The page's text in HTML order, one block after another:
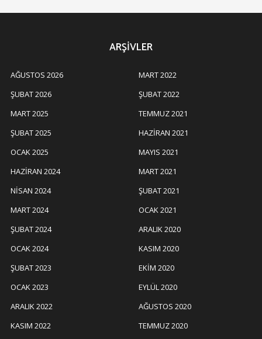
ARŞIVLER
AĞUSTOS 2026
ŞUBAT 2026
MART 2025
ŞUBAT 2025
OCAK 2025
HAZIRAN 2024
NISAN 2024
MART 2024
ŞUBAT 2024
OCAK 2024
ŞUBAT 2023
OCAK 2023
ARALIK 2022
KASIM 2022
MART 2022
ŞUBAT 2022
TEMMUZ 2021
HAZIRAN 2021
MAYIS 2021
MART 2021
ŞUBAT 2021
OCAK 2021
ARALIK 2020
KASIM 2020
EKIM 2020
EYLÜL 2020
AĞUSTOS 2020
TEMMUZ 2020